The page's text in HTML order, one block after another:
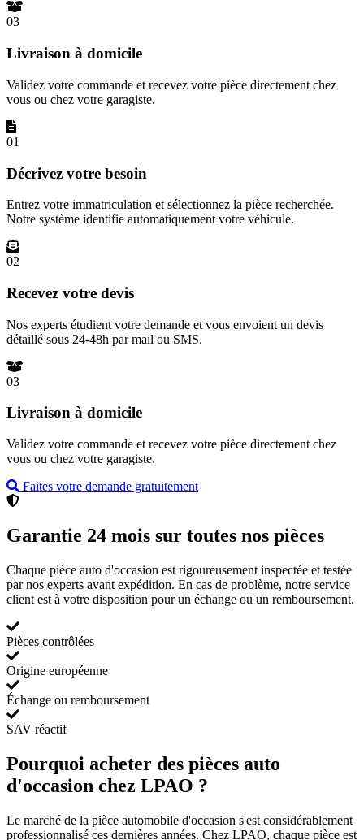
03
Livraison à domicile
Validez votre commande et recevez votre pièce directement chez
vous ou chez votre garagiste.
01
Décrivez votre besoin
Entrez votre immatriculation et sélectionnez la pièce recherchée.
Notre système identifie automatiquement votre véhicule.
02
Recevez votre devis
Nos experts étudient votre demande et vous envoient un devis
détaillé sous 24-48h par mail ou SMS.
03
Livraison à domicile
Validez votre commande et recevez votre pièce directement chez
vous ou chez votre garagiste.
Faites votre demande gratuitement
Garantie 24 mois sur toutes nos pièces
Chaque pièce auto d'occasion est rigoureusement inspectée et testée
par nos experts avant expédition. En cas de problème, notre service
client est à votre disposition pour un échange ou un remboursement.
Pièces contrôlées
Origine européenne
Échange ou remboursement
SAV réactif
Pourquoi acheter des pièces auto
d'occasion chez LPAO ?
Le marché de la pièce automobile d'occasion s'est considérablement
professionnalisé ces dernières années. Chez LPAO, chaque pièce est